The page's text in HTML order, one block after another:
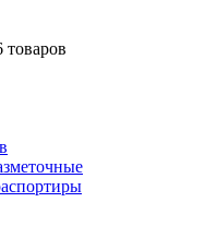
товаров